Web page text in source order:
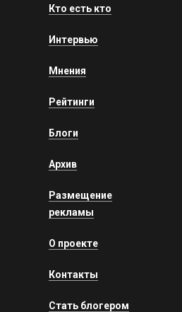
Кто есть кто
Интервью
Мнения
Рейтинги
Блоги
Архив
Размещение
рекламы
О проекте
Контакты
Стать блогером